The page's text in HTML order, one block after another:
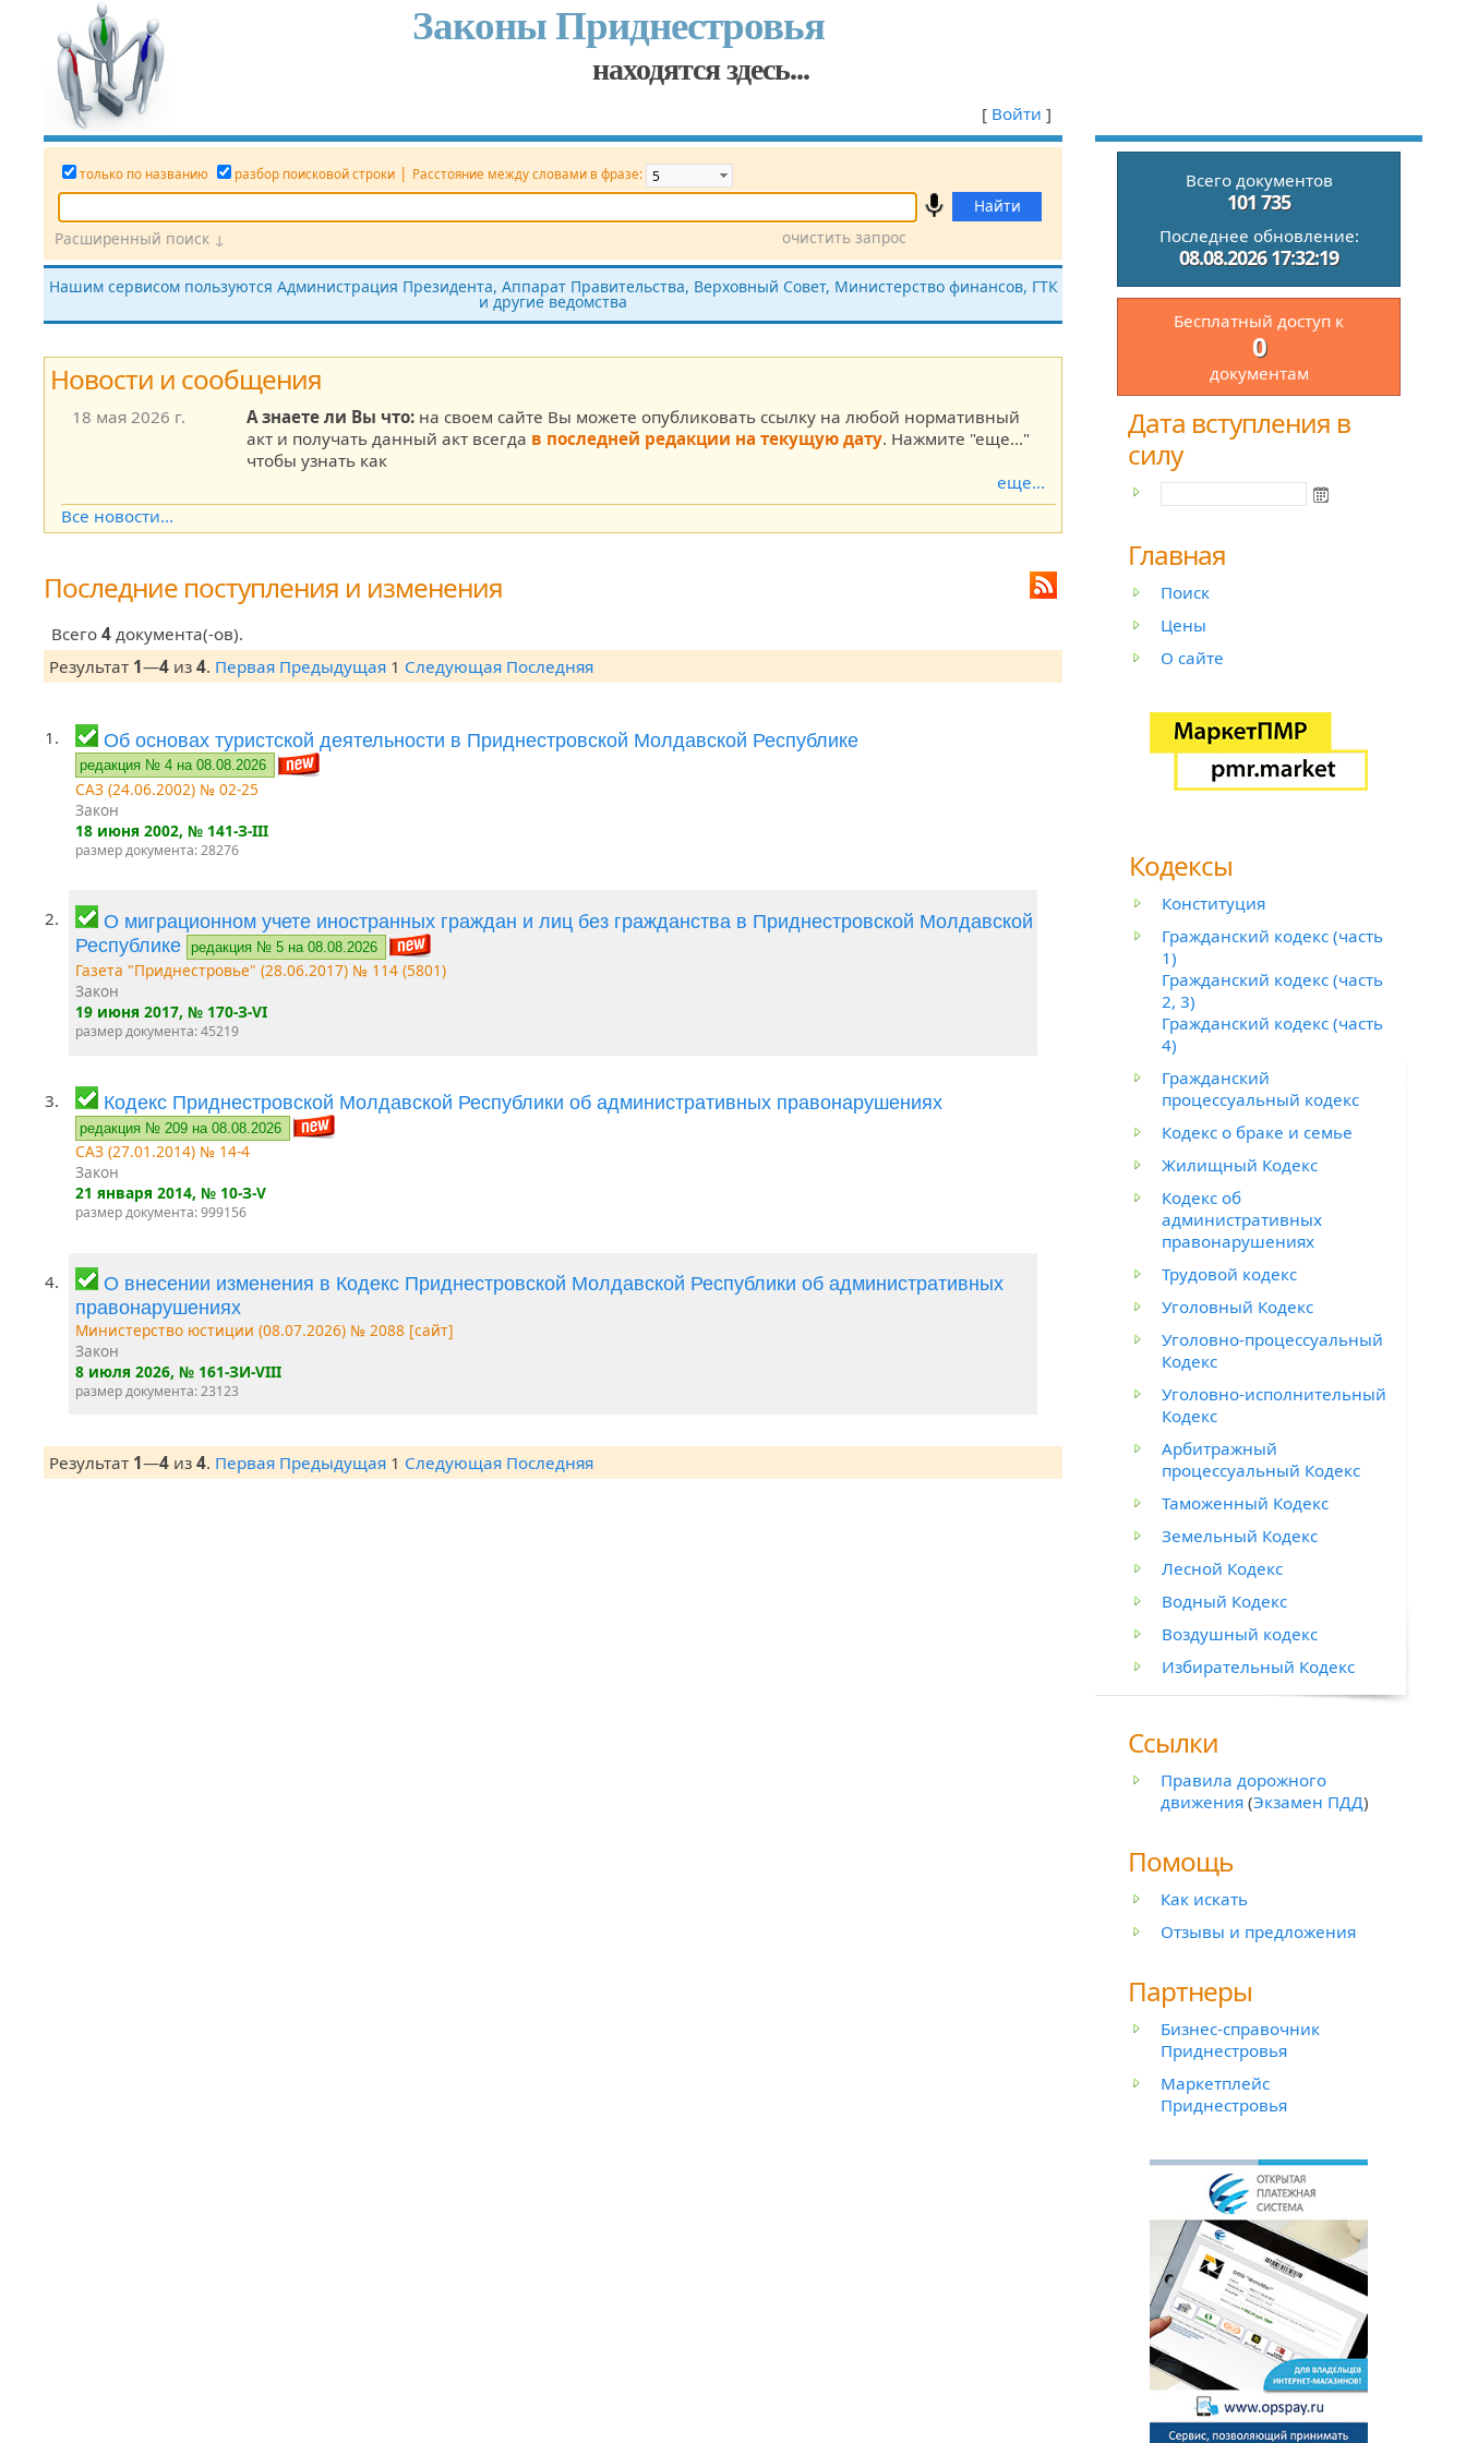
Законы Приднестровья
находятся здесь...
[ Войти ]
Всего документов
101 735
Последнее обновление:
08.08.2026 17:32:19
Бесплатный доступ к
0
документам
Дата вступления в
силу
Главная
Поиск
Цены
О сайте
Кодексы
Конституция
Гражданский кодекс (часть
1)
Гражданский кодекс (часть
2, 3)
Гражданский кодекс (часть
4)
Гражданский
процессуальный кодекс
Кодекс о браке и семье
Жилищный Кодекс
Кодекс об
административных
правонарушениях
Трудовой кодекс
Уголовный Кодекс
Уголовно-процессуальный
Кодекс
Уголовно-исполнительный
Кодекс
Арбитражный
процессуальный Кодекс
Таможенный Кодекс
Земельный Кодекс
Лесной Кодекс
Водный Кодекс
Воздушный кодекс
Избирательный Кодекс
Ссылки
Правила дорожного
движения (Экзамен ПДД)
Помощь
Как искать
Отзывы и предложения
Партнеры
Бизнес-справочник
Приднестровья
Маркетплейс
Приднестровья
только по названию разбор поисковой строки | Расстояние между словами в фразе:
Номер док. Дата Источник (САЗ)
без текста
очистить запрос
Расширенный поиск ↓
Нашим сервисом пользуются Администрация Президента, Аппарат Правительства, Верховный Совет, Министерство финансов, ГТК
и другие ведомства
Новости и сообщения
18 мая 2026 г. А знаете ли Вы что: на своем сайте Вы можете опубликовать ссылку на любой нормативный
акт и получать данный акт всегда в последней редакции на текущую дату. Нажмите "еще..."
чтобы узнать как
еще...
Все новости...
Последние поступления и изменения
Всего 4документа(-ов).
Результат 1—4 из 4. Первая Предыдущая 1 Следующая Последняя
1. Об основах туристской деятельности в Приднестровской Молдавской Республике
редакция № 4 на 08.08.2026
САЗ (24.06.2002) № 02-25
Закон
18 июня 2002, № 141-З-III
размер документа: 28276
2.
О миграционном учете иностранных граждан и лиц без гражданства в Приднестровской Молдавской
Республике
редакция № 5 на 08.08.2026
Газета "Приднестровье" (28.06.2017) № 114 (5801)
Закон
19 июня 2017, № 170-З-VI
размер документа: 45219
3. Кодекс Приднестровской Молдавской Республики об административных правонарушениях
редакция № 209 на 08.08.2026
САЗ (27.01.2014) № 14-4
Закон
21 января 2014, № 10-З-V
размер документа: 999156
4.
О внесении изменения в Кодекс Приднестровской Молдавской Республики об административных
правонарушениях
Министерство юстиции (08.07.2026) № 2088 [сайт]
Закон
8 июля 2026, № 161-ЗИ-VIII
размер документа: 23123
Результат 1—4 из 4. Первая Предыдущая 1 Следующая Последняя